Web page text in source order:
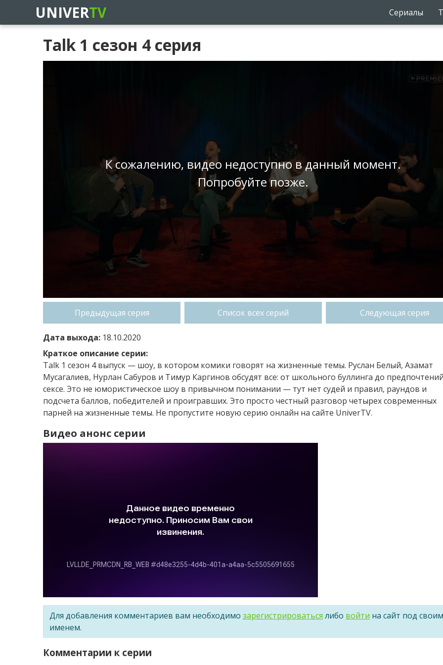
UNIVERTV Сериалы
Talk 1 сезон 4 серия
К сожалению, видео недоступно в данный момент.
Попробуйте позже.
Предыдущая серия Список всех серий Следующая серия
Дата выхода: 18.10.2020
Краткое описание серии:
Talk 1 сезон 4 выпуск — шоу, в котором комики говорят на жизненные темы. Руслан Белый, Азамат
Мусагалиев, Нурлан Сабуров и Тимур Каргинов обсудят все: от школьного буллинга до
сексе. Это не юмористическое шоу в привычном понимании — тут нет судей и правил, раундов и
подсчета баллов, победителей и проигравших. Это просто честный разговор четырех современных
парней на жизненные темы. Не пропустите новую серию онлайн на сайте UniverTV.
Видео анонс серии
Для добавления комментариев вам необходимо зарегистрироваться либо войти на сайт под своим
именем.
Комментарии к серии